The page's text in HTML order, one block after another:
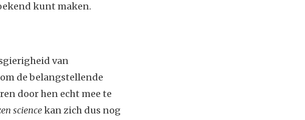
kunt maken.
van
de belangstellende
door hen echt mee te
sciencekan zich dus nog